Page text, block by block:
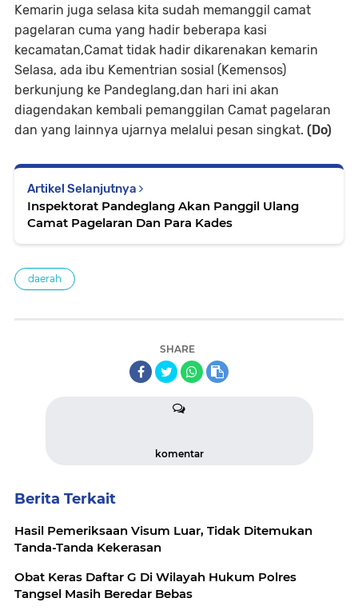
Kemarin juga selasa kita sudah memanggil camat
pagelaran cuma yang hadir beberapa kasi
kecamatan,Camat tidak hadir dikarenakan kemarin
Selasa, ada ibu Kementrian sosial (Kemensos)
berkunjung ke Pandeglang,dan hari ini akan
diagendakan kembali pemanggilan Camat pagelaran
dan yang lainnya ujarnya melalui pesan singkat. (Do)
Artikel Selanjutnya
Inspektorat Pandeglang Akan Panggil Ulang
Camat Pagelaran Dan Para Kades
daerah
SHARE
komentar
Berita Terkait
Hasil Pemeriksaan Visum Luar, Tidak Ditemukan
Tanda-Tanda Kekerasan
Obat Keras Daftar G Di Wilayah Hukum Polres
Tangsel Masih Beredar Bebas